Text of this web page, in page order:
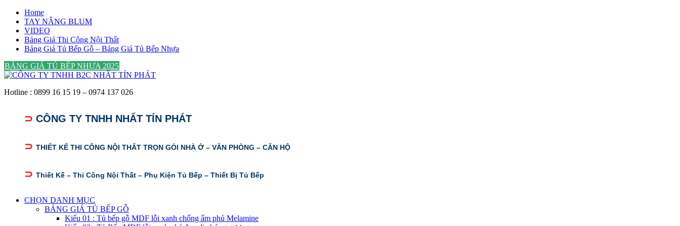
Skip
content
Home
TAY NÂNG BLUM
VIDEO
Bảng Giá Thi Công Nội Thất
Bảng Giá Tủ Bếp Gỗ – Bảng Giá Tủ Bếp Nhựa
BẢNG GIÁ TỦ BẾP NHỰA 2025
Hotline : 0899 16 15 19 – 0974 137 026
⊃ CÔNG TY TNHH NHẤT TÍN PHÁT
⊃ THIẾT KẾ THI CÔNG NỘI THẤT TRỌN GÓI NHÀ Ở – VĂN PHÒNG – CĂN HỘ
⊃ Thiết Kế – Thi Công Nội Thất – Phụ Kiện Tủ Bếp – Thiết Bị Tủ Bếp
CHỌN DANH MỤC
BẢNG GIÁ TỦ BẾP GỖ
Kiểu 01 : Tủ bếp gỗ MDF lỗi xanh chống ẩm phủ Melamine